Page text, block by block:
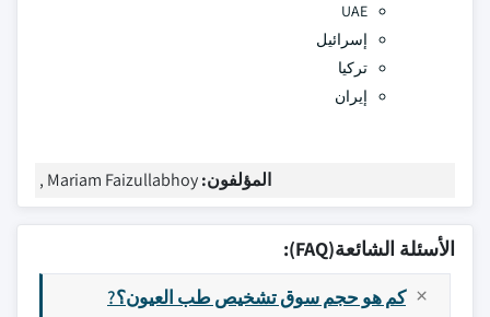
UAE
إسرائيل
تركيا
إيران
المؤلفون:Mariam Faizullabhoy ,
الأسئلة الشائعة(FAQ):
كم هو حجم سوق تشخيص طب العيون؟?